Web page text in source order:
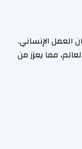
العمل الإنساني.
مما يعزز من